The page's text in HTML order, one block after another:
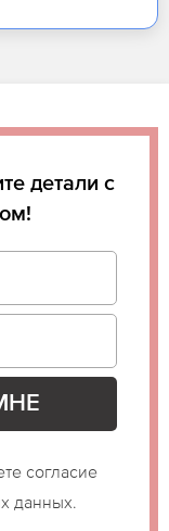
детали с
согласие
данных.